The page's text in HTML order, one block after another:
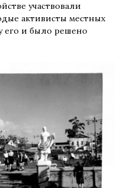
участвовали
активисты местных
его и было решено